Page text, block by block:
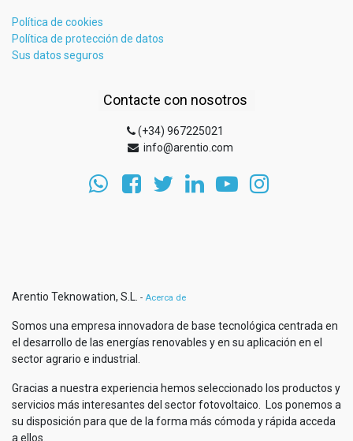
Política de cookies
Política de protección de datos
Sus datos seguros
Contacte con nosotros
(+34) 967225021
info@arentio.com
Arentio Teknowation, S.L. - Acerca de
Somos una empresa innovadora de base tecnológica centrada en
el desarrollo de las energías renovables y en su aplicación en el
sector agrario e industrial.
Gracias a nuestra experiencia hemos seleccionado los productos y
servicios más interesantes del sector fotovoltaico. Los ponemos a
su disposición para que de la forma más cómoda y rápida acceda
a ellos.